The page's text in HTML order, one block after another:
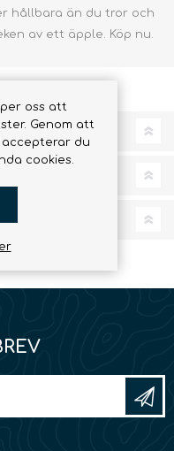
hållbara än du tror och
av ett äpple. Köp nu.
oss att
Genom att
du
cookies.